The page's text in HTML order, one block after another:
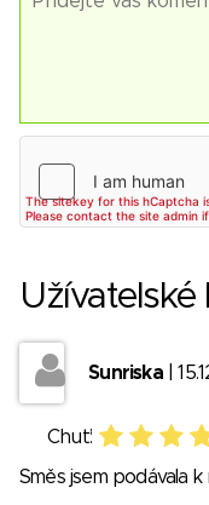
Užívatelské
Sunriska|
Chuť:
Směs jsem podávala